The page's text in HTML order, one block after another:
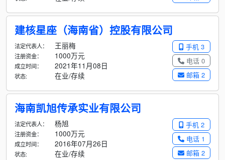
建核星座（海南省）控股有限公司
手机 3
电话 0
邮箱 2
法定代表人： 王丽梅
注册资金： 1000万元
成立时间： 2021年11月08日
状态: 在业/存续
海南凯旭传承实业有限公司
手机 2
电话 1
邮箱 2
法定代表人： 杨旭
注册资金： 1000万元
成立时间： 2016年07月26日
状态: 在业/存续